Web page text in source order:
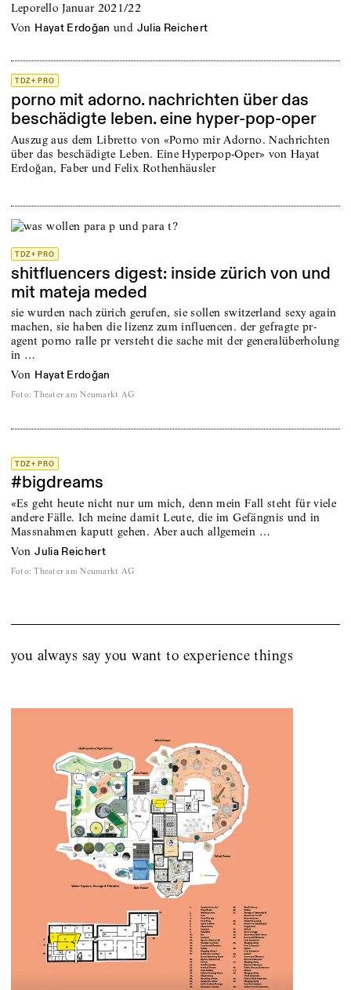
Leporello Januar 2021/22
von Hayat Erdoğan und Julia Reichert
TDZ+ PRO
porno mit adorno. nachrichten über das
beschädigte leben. eine hyper-pop-oper
Auszug aus dem Libretto von «Porno mir Adorno. Nachrichten
über das beschädigte Leben. Eine Hyperpop-Oper» von Hayat
Erdoğan, Faber und Felix Rothenhäusler
TDZ+ PRO
shitfluencers digest: inside zürich von und
mit mateja meded
sie wurden nach zürich gerufen, sie sollen switzerland sexy again
machen, sie haben die lizenz zum influencen. der gefragte pr-
agent porno ralle pr versteht die sache mit der generalüberholung
in …
von Hayat Erdoğan
Foto: Theater am Neumarkt AG
TDZ+ PRO
#bigdreams
«Es geht heute nicht nur um mich, denn mein Fall steht für viele
andere Fälle. Ich meine damit Leute, die im Gefängnis und in
Massnahmen kaputt gehen. Aber auch allgemein …
von Julia Reichert
Foto: Theater am Neumarkt AG
you always say you want to experience things